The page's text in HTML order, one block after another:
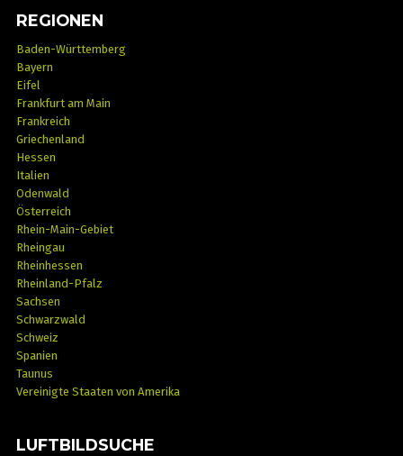
REGIONEN
Baden-Württemberg
Bayern
Eifel
Frankfurt am Main
Frankreich
Griechenland
Hessen
Italien
Odenwald
Österreich
Rhein-Main-Gebiet
Rheingau
Rheinhessen
Rheinland-Pfalz
Sachsen
Schwarzwald
Schweiz
Spanien
Taunus
Vereinigte Staaten von Amerika
LUFTBILDSUCHE